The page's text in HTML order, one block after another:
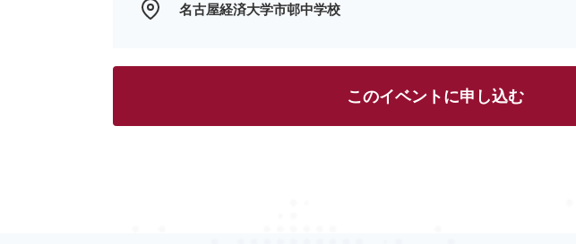
名古屋経済大学市邨中学校
このイベントに申し込む